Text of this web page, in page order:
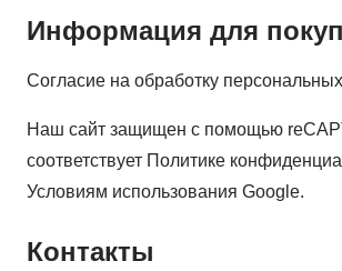
Информация для
Согласие на обработку
Наш сайт защищен с помощью
соответствует Политике
Условиям использования Google.
Контакты